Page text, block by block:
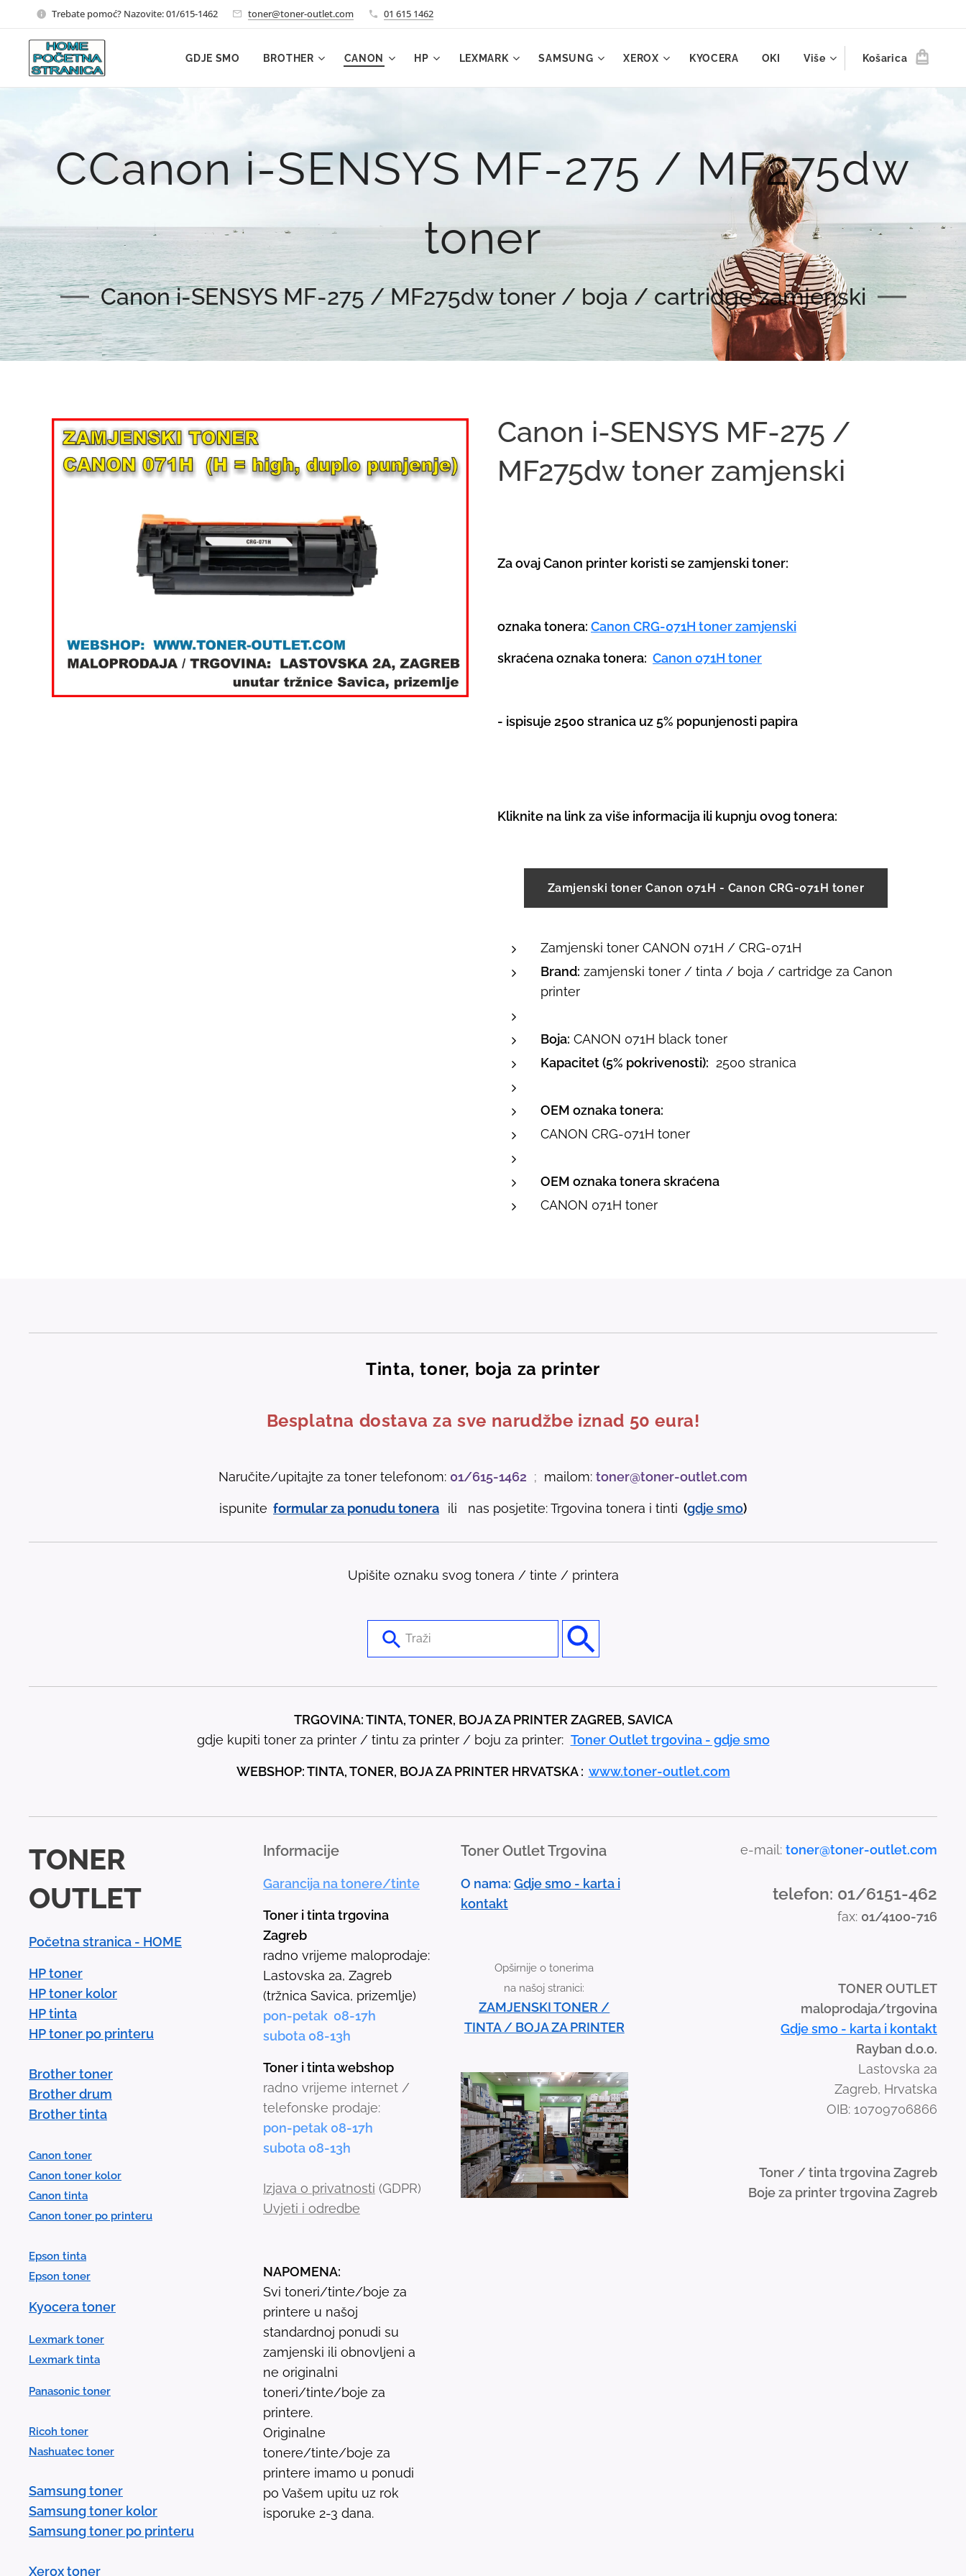
Trebate pomoć? Nazovite: 01/615-1462 toner@toner-outlet.com 01 615 1462
GDJE SMO BROTHER CANON HP LEXMARK SAMSUNG XEROX KYOCERA OKI Više Košarica
CCanon i-SENSYS MF-275 / MF275dw
toner
Canon i-SENSYS MF-275 / MF275dw toner / boja / cartridge zamjenski
Canon i-SENSYS MF-275 /
MF275dw toner zamjenski
Za ovaj Canon printer koristi se zamjenski toner:
oznaka tonera: Canon CRG-071H toner zamjenski
skraćena oznaka tonera: Canon 071H toner
- ispisuje 2500 stranica uz 5% popunjenosti papira
Kliknite na link za više informacija ili kupnju ovog tonera:
Zamjenski toner Canon 071H - Canon CRG-071H toner
Zamjenski toner CANON 071H / CRG-071H
Brand: zamjenski toner / tinta / boja / cartridge za Canon
printer
Boja: CANON 071H black toner
Kapacitet (5% pokrivenosti): 2500 stranica
OEM oznaka tonera:
CANON CRG-071H toner
OEM oznaka tonera skraćena
CANON 071H toner
Tinta, toner, boja za printer
Besplatna dostava za sve narudžbe iznad 50 eura!
Naručite/upitajte za toner telefonom: 01/615-1462 ; mailom: toner@toner-outlet.com
ispunite formular za ponudu tonera ili nas posjetite: Trgovina tonera i tinti (gdjesmo)
Upišite oznaku svog tonera / tinte / printera
t
u
p
d
w
w
s
o
s
e
l
e
c
TRGOVINA: TINTA, TONER, BOJA ZA PRINTER ZAGREB, SAVICA
gdje kupiti toner za printer / tintu za printer / boju za printer: Toner Outlet trgovina - gdje smo
WEBSHOP: TINTA, TONER, BOJA ZA PRINTER HRVATSKA : www.toner-outlet.com
TONER
OUTLET
Početna stranica - HOME
HP toner
HP toner kolor
HP tinta
HP toner po printeru
Brother toner
Brother drum
Brother tinta
Canon toner
Canon toner kolor
Canon tinta
Canon toner po printeru
Epson tinta
Epson toner
Kyocera toner
Lexmark toner
Lexmark tinta
Panasonic toner
Ricoh toner
Nashuatec toner
Samsung toner
Samsung toner kolor
Samsung toner po printeru
Xerox toner
Informacije
Garancija na tonere/tinte
Toner i tinta trgovina
Zagreb
radno vrijeme maloprodaje:
Lastovska 2a, Zagreb
(tržnica Savica, prizemlje)
pon-petak 08-17h
subota 08-13h
Toner i tinta webshop
radno vrijeme internet /
telefonske prodaje:
pon-petak 08-17h
subota 08-13h
Izjava o privatnosti (GDPR)
Uvjeti i odredbe
NAPOMENA:
Svi toneri/tinte/boje za
printere u našoj
standardnoj ponudi su
zamjenski ili obnovljeni a
ne originalni
toneri/tinte/boje za
printere.
Originalne
tonere/tinte/boje za
printere imamo u ponudi
po Vašem upitu uz rok
isporuke 2-3 dana.
Toner Outlet Trgovina
O nama: Gdje smo - karta i
kontakt
Opširnije o tonerima
na našoj stranici:
ZAMJENSKI TONER /
TINTA / BOJA ZA PRINTER
e-mail: toner@toner-outlet.com
telefon: 01/6151-462
fax: 01/4100-716
TONER OUTLET
maloprodaja/trgovina
Gdje smo - karta i kontakt
Rayban d.o.o.
Lastovska 2a
Zagreb, Hrvatska
OIB: 10709706866
Toner / tinta trgovina Zagreb
Boje za printer trgovina Zagreb